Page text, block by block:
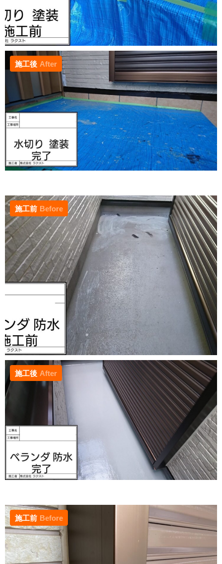
施工後 After
施工前 Before
施工後 After
施工前 Before